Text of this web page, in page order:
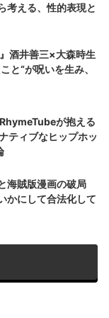
考える、性的表現と
酒井善三×大森時生
と“が呪いを生み、
が抱える
ティブなヒップホッ
海賊版漫画の破局
かにして合法化して